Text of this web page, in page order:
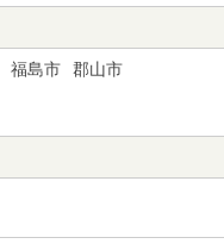
福島市
郡山市